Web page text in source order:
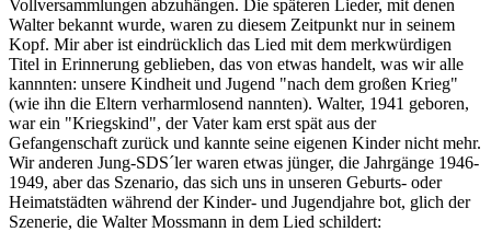
Vollversammlungen abzuhängen. Die späteren Lieder, mit denen
Walter bekannt wurde, waren zu diesem Zeitpunkt nur in seinem
Kopf. Mir aber ist eindrücklich das Lied mit dem merkwürdigen
Titel in Erinnerung geblieben, das von etwas handelt, was wir alle
kannnten: unsere Kindheit und Jugend "nach dem großen Krieg"
(wie ihn die Eltern verharmlosend nannten). Walter, 1941 geboren,
war ein "Kriegskind", der Vater kam erst spät aus der
Gefangenschaft zurück und kannte seine eigenen Kinder nicht mehr.
Wir anderen Jung-SDS´ler waren etwas jünger, die Jahrgänge 1946-
1949, aber das Szenario, das sich uns in unseren Geburts- oder
Heimatstädten während der Kinder- und Jugendjahre bot, glich der
Szenerie, die Walter Mossmann in dem Lied schildert: